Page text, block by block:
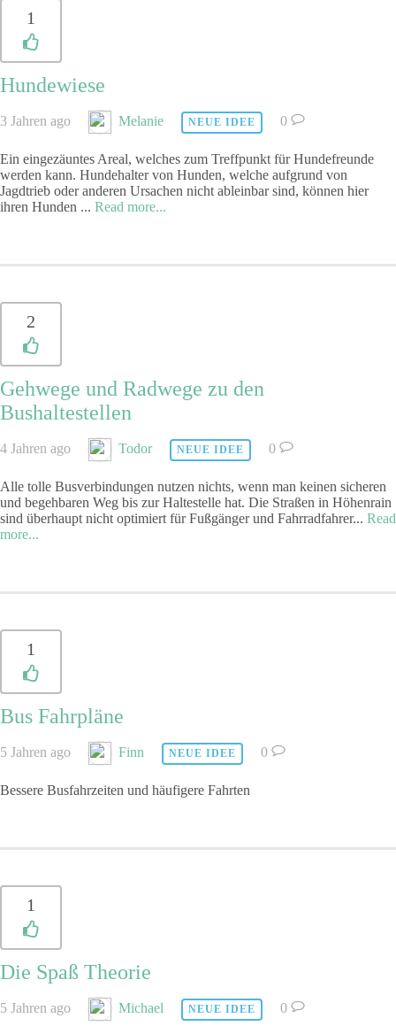
1
Hundewiese
3 Jahren ago Melanie NEUE IDEE 0
Ein eingezäuntes Areal, welches zum Treffpunkt für Hundefreunde
werden kann. Hundehalter von Hunden, welche aufgrund von
Jagdtrieb oder anderen Ursachen nicht ableinbar sind, können hier
ihren Hunden ... Read more...
2
Gehwege und Radwege zu den
Bushaltestellen
4 Jahren ago Todor NEUE IDEE 0
Alle tolle Busverbindungen nutzen nichts, wenn man keinen sicheren
und begehbaren Weg bis zur Haltestelle hat. Die Straßen in Höhenrain
sind überhaupt nicht optimiert für Fußgänger und Fahrradfahrer... Read
more...
1
Bus Fahrpläne
5 Jahren ago Finn NEUE IDEE 0
Bessere Busfahrzeiten und häufigere Fahrten
1
Die Spaß Theorie
5 Jahren ago Michael NEUE IDEE 0